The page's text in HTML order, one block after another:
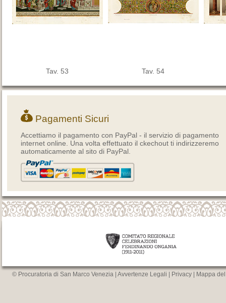
Tav. 53 Tav. 54
Pagamenti Sicuri
Accettiamo il pagamento con PayPal - il servizio di pagamento
internet online. Una volta effettuato il ckechout ti indirizzeremo
automaticamente al sito di PayPal.
© Procuratoria di San Marco Venezia | Avvertenze Legali Privacy Mappa